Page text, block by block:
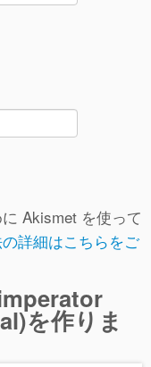
Akismet を使って
詳細はこちらをご
を作りま